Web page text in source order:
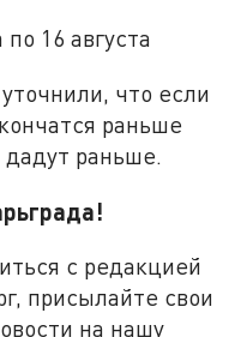
16 августа
что если
раньше
дадут раньше.
!
с редакцией
присылайте свои
на нашу